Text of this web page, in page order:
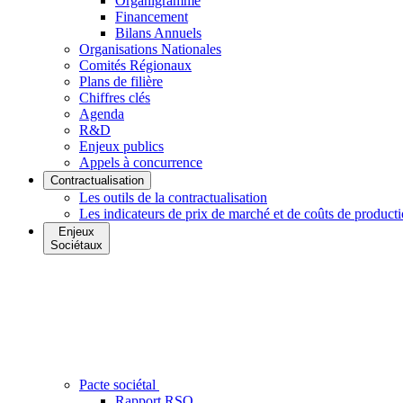
Financement
Bilans Annuels
Organisations Nationales
Comités Régionaux
Plans de filière
Chiffres clés
Agenda
R&D
Enjeux publics
Appels à concurrence
Contractualisation
Les outils de la contractualisation
Les indicateurs de prix de marché et de coûts de
Enjeux
Sociétaux
Pacte sociétal